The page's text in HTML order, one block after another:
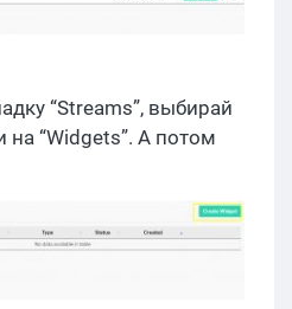
“Streams”, выбирай
“Widgets”. А потом